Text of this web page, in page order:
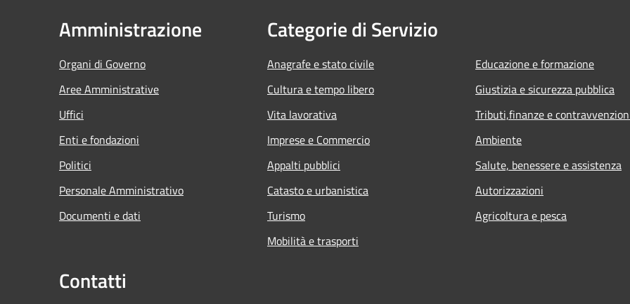
Amministrazione
Organi di Governo
Aree Amministrative
Uffici
Enti e fondazioni
Politici
Personale Amministrativo
Documenti e dati
Categorie di Servizio
Anagrafe e stato civile
Cultura e tempo libero
Vita lavorativa
Imprese e Commercio
Appalti pubblici
Catasto e urbanistica
Turismo
Mobilità e trasporti
Educazione e formazione
Giustizia e sicurezza pubblica
Tributi,finanze e
Ambiente
Salute, benessere e assistenza
Autorizzazioni
Agricoltura e pesca
Contatti